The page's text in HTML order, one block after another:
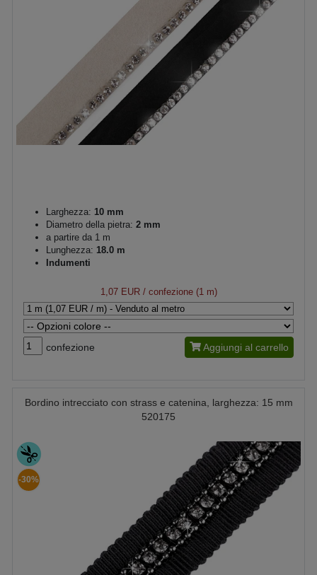
Larghezza: 10 mm
Diametro della pietra: 2 mm
a partire da 1 m
Lunghezza: 18.0 m
Indumenti
1,07 EUR/ confezione (1 m)
confezione Aggiungi al carrello
Bordino intrecciato con strass e catenina, larghezza: 15 mm
520175
-30%